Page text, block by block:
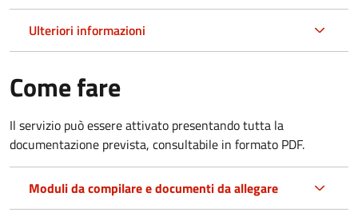
Ulteriori informazioni
Come fare
Il servizio può essere attivato presentando tutta la
documentazione prevista, consultabile in formato PDF.
Moduli da compilare e documenti da allegare